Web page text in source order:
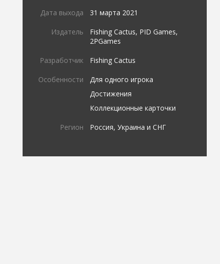
Дата выхода 31 марта 2021
Издатель
Fishing Cactus, PID Games,
2PGames
Разработчик Fishing Cactus
Особенности
Для одного игрока
Достижения
Коллекционные карточки
Регион Россия, Украина и СНГ